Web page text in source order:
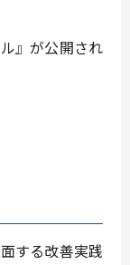
』が公開され
する改善実践